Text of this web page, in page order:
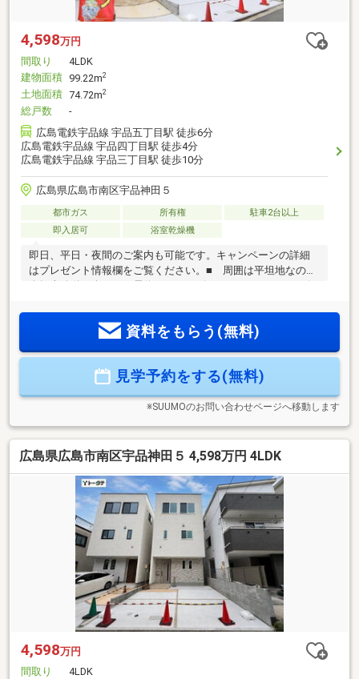
4,598万円
間取り
4LDK
建物面積 99.22m2
土地面積 74.72m2
総戸数
-
広島電鉄宇品線 宇品五丁目駅 徒歩6分
広島電鉄宇品線 宇品四丁目駅 徒歩4分
広島電鉄宇品線 宇品三丁目駅 徒歩10分
広島県広島市南区宇品神田５
都市ガス 所有権
駐車2台以上
即入居可
浴室乾燥機
即日、平日・夜間のご案内も可能です。キャンペーンの詳細
はプレゼント情報欄をご覧ください。■ 周囲は平坦地なので
■ 全居室が角部屋・2面採光なので、明るい生活空間で快適
です。■ 6.7帖の洋室があるので、主寝室に最適です。■
です。■ 全室フローリングで便利で衛生的。■ エコジョー
ズ使用によりガス代金も節約できます！■ 車種により、駐車
資料をもらう(無料)
見学予約をする(無料)
※SUUMOのお問い合わせページへ移動します
広島県広島市南区宇品神田５ 4,598万円 4LDK
4,598万円
間取り
4LDK